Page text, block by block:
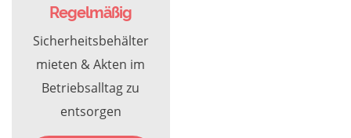
Regelmäßig
Sicherheitsbehälter
mieten & Akten im
Betriebsalltag zu
entsorgen